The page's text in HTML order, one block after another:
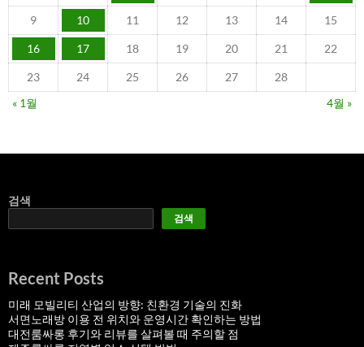
9 10 11 12 13 14 15
16 17 18 19 20 21 22
23 24 25 26 27
28
« 1월
4월 »
검색
검색
Recent Posts
미래 모빌리티 산업의 방향: 친환경 기술의 진화
서면노래방 이용 전 위치와 운영시간 확인하는 방법
대전룸싸롱 후기와 리뷰를 살펴볼 때 주의할 점